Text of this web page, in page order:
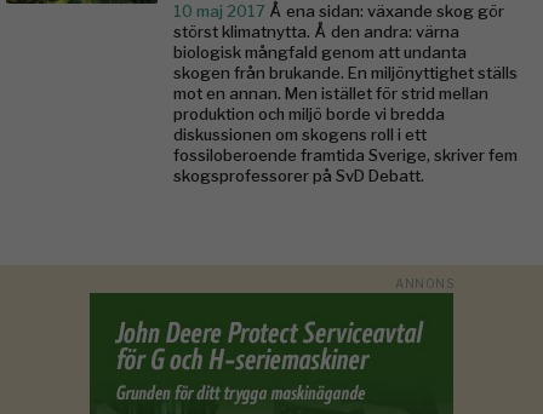
10 maj 2017 Å ena sidan: växande skog gör
störst klimatnytta. Å den andra: värna
biologisk mångfald genom att undanta
skogen från brukande. En miljönyttighet ställs
mot en annan. Men istället för strid mellan
produktion och miljö borde vi bredda
diskussionen om skogens roll i ett
fossiloberoende framtida Sverige, skriver fem
skogsprofessorer på SvD Debatt.